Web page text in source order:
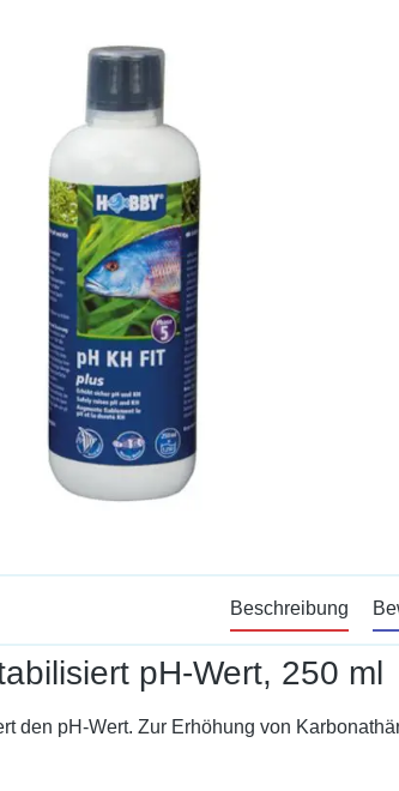
Beschreibung
pH-Wert, 250 ml
den pH-Wert. Zur Erhöhung von